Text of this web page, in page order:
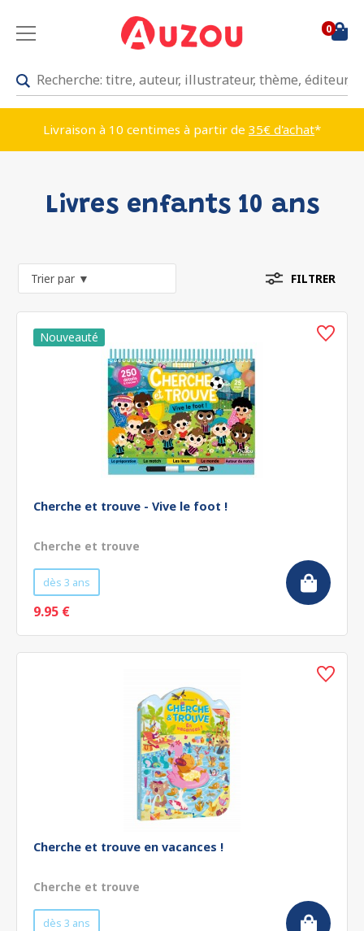
0
Livraison à 10 centimes à partir de 35€ d'achat*
Livres enfants 10 ans
FILTRER
Cherche et trouve - Vive le foot !
Cherche et trouve
dès 3 ans
9.95 €
Cherche et trouve en vacances !
Cherche et trouve
dès 3 ans